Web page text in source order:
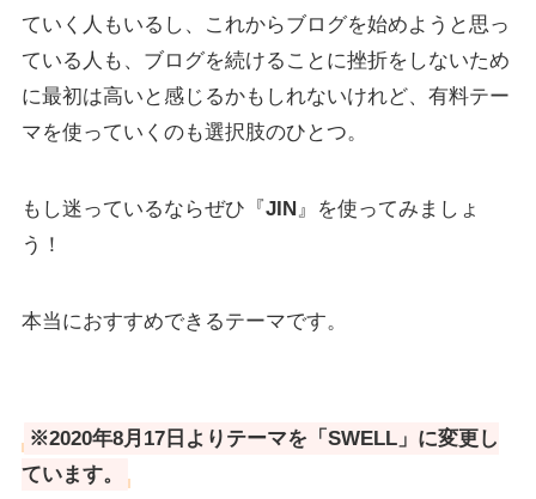
ていく人もいるし、これからブログを始めようと思っ
ている人も、ブログを続けることに挫折をしないため
に最初は高いと感じるかもしれないけれど、有料テー
マを使っていくのも選択肢のひとつ。
もし迷っているならぜひ『JIN』を使ってみましょ
う！
本当におすすめできるテーマです。
※2020年8月17日よりテーマを「SWELL」に変更し
ています。